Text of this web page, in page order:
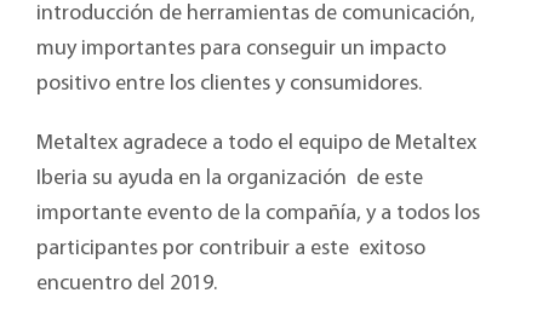
introducción de herramientas de comunicación,
muy importantes para conseguir un impacto
positivo entre los clientes y consumidores.
Metaltex agradece a todo el equipo de Metaltex
Iberia su ayuda en la organización de este
importante evento de la compañía, y a todos los
participantes por contribuir a este exitoso
encuentro del 2019.